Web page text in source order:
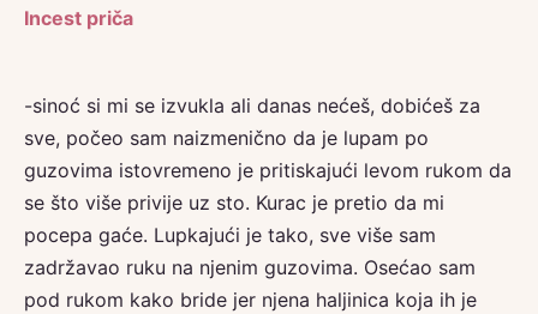
Incest priča
-sinoć si mi se izvukla ali danas nećeš, dobićeš za
sve, počeo sam naizmenično da je lupam po
guzovima istovremeno je pritiskajući levom rukom da
se što više privije uz sto. Kurac je pretio da mi
pocepa gaće. Lupkajući je tako, sve više sam
zadržavao ruku na njenim guzovima. Osećao sam
pod rukom kako bride jer njena haljinica koja ih je